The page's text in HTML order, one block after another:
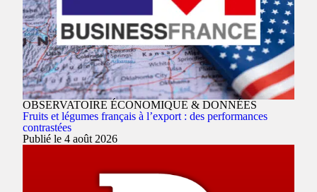
OBSERVATOIRE ÉCONOMIQUE & DONNÉES
Fruits et légumes français à l’export : des performances
contrastées
Publié le 4 août 2026